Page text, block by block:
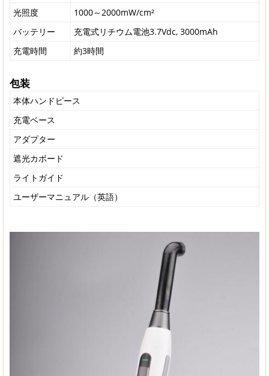
光照度
1000～2000mW/cm²
バッテリー
充電式リチウム電池3.7Vdc, 3000mAh
充電時間
約3時間
包装
本体ハンドピース
充電ベース
アダプター
遮光カボード
ライトガイド
ユーザーマニュアル（英語）